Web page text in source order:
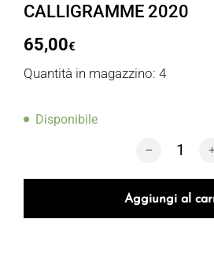
CALLIGRAMME 2020
65,00€
Quantità in magazzino: 4
Disponibile
DOMAINE
Aggiungi al